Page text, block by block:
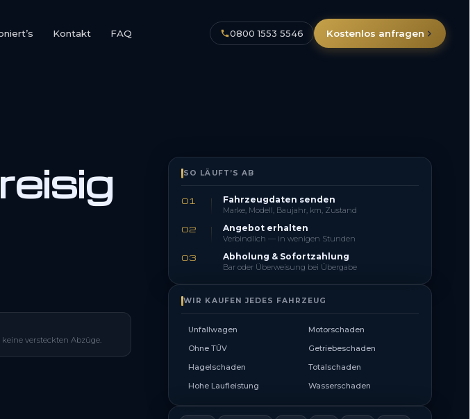
Kontakt FAQ 0800 1553 5546 Kostenlos anfragen
anfragen
versteckten Abzüge.
SO LÄUFT’S AB
01 Fahrzeugdaten senden
Marke, Modell, Baujahr, km, Zustand
02 Angebot erhalten
Verbindlich — in wenigen Stunden
03 Abholung & Sofortzahlung
Bar oder Überweisung bei Übergabe
WIR KAUFEN JEDES FAHRZEUG
Unfallwagen
Motorschaden
Ohne TÜV
Getriebeschaden
Hagelschaden
Totalschaden
Hohe Laufleistung
Wasserschaden